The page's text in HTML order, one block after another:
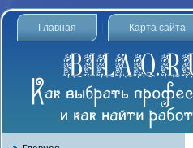
Главная Карта сайта